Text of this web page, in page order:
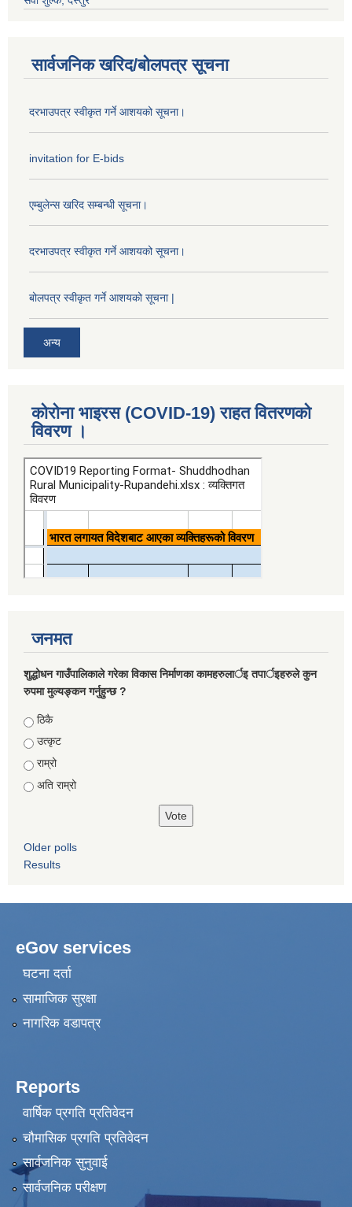
सार्वजनिक खरिद/बोलपत्र सूचना
दरभाउपत्र स्वीकृत गर्ने आशयको सूचना।
invitation for E-bids
एम्बुलेन्स खरिद सम्बन्धी सूचना।
दरभाउपत्र स्वीकृत गर्ने आशयको सूचना।
बोलपत्र स्वीकृत गर्ने आशयको सूचना |
अन्य
कोरोना भाइरस (COVID-19) राहत वितरणको
विवरण ।
जनमत
शुद्धोधन गाउँपालिकाले गरेका विकास निर्माणका कामहरुलार्इ तपार्इहरुले कुन
रुपमा मुल्यङ्कन गर्नुहुन्छ ?
Choices
ठिकै
उत्कृट
राम्रो
अति राम्रो
Older polls
Results
eGov services
घटना दर्ता
सामाजिक सुरक्षा
नागरिक वडापत्र
Reports
वार्षिक प्रगति प्रतिवेदन
चौमासिक प्रगति प्रतिवेदन
सार्वजनिक सुनुवाई
सार्वजनिक परीक्षण